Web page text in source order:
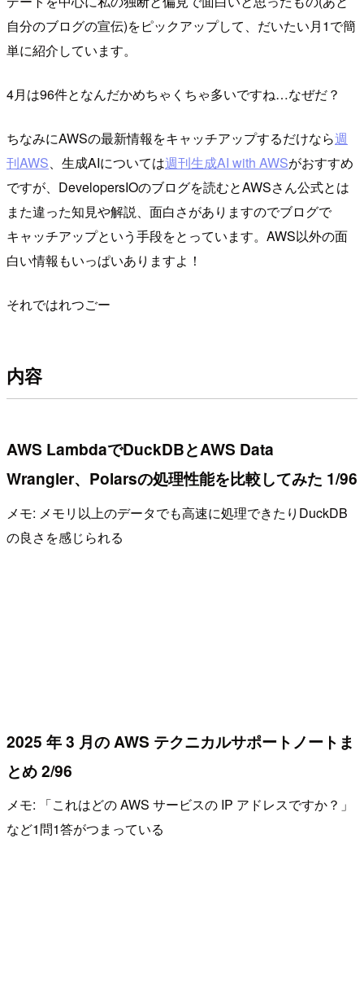
自分のブログの宣伝)をピックアップして、だいたい月1で簡
単に紹介しています。
4月は96件となんだかめちゃくちゃ多いですね…なぜだ？
ちなみにAWSの最新情報をキャッチアップするだけなら週
刊AWS 、生成AIについては週刊生成AI with AWSがおすすめ
ですが、DevelopersIOのブログを読むとAWSさん公式とは
また違った知見や解説、面白さがありますのでブログで
キャッチアップという手段をとっています。AWS以外の面
白い情報もいっぱいありますよ！
それではれつごー
内容
AWS LambdaでDuckDBとAWS Data
Wrangler、Polarsの処理性能を比較してみた 1/96
メモ: メモリ以上のデータでも高速に処理できたりDuckDB
の良さを感じられる
2025 年 3 月の AWS テクニカルサポートノートま
とめ 2/96
メモ: 「これはどの AWS サービスの IP アドレスですか？」
など1問1答がつまっている